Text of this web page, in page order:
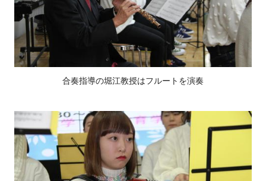
合奏指導の堀江教授はフルートを演奏